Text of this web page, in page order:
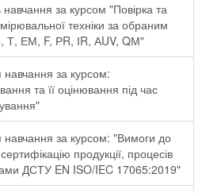
за курсом "Повірка та
техніки за обраним
Т, ЕМ, F, РR, ІR, АUV, QМ"
за курсом:
та її оцінювання під час
навчання за курсом: "Вимоги до
продукції, процесів
ДСТУ EN ISO/IEC 17065:2019"